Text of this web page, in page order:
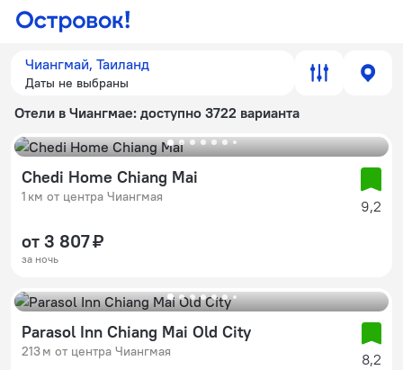
Чиангмай, Таиланд
Даты не выбраны
Отели в Чиангмае: доступно 3722 варианта
Chedi Home Chiang Mai
1 км от центра Чиангмая
9,2
от 3 807 ₽
за ночь
Parasol Inn Chiang Mai Old City
213 м от центра Чиангмая 8,2